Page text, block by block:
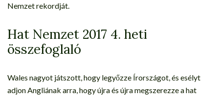
Nemzet rekordját.
Hat Nemzet 2017 4. heti
összefoglaló
Wales nagyot játszott, hogy legyőzze Írországot, és esélyt
adjon Angliának arra, hogy újra és újra megszerezze a hat